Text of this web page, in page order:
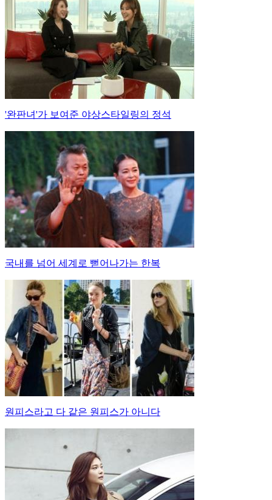
'완판녀'가 보여준 야상스타일링의 정석
국내를 넘어 세계로 뻗어나가는 한복
원피스라고 다 같은 원피스가 아니다